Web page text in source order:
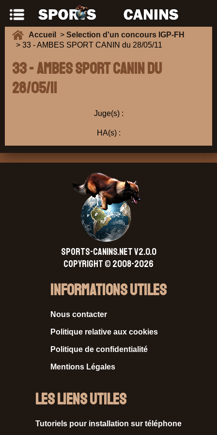
Accueil > Selection d'un concours IGP-FH
> 33 - AMBES SPORT CANIN du 28/05/11
33 - AMBES SPORT CANIN du
28/05/11
Juge(s) :
HA(s) :
SPORTS-CANINS.NET V2.0.0
Copyright © 2008-2026
Informations Utiles
Nous contacter
Politique relative aux cookies
Politique de confidentialité
Mentions Légales
Les liens utiles
Tutoriels pour installation sur téléphone